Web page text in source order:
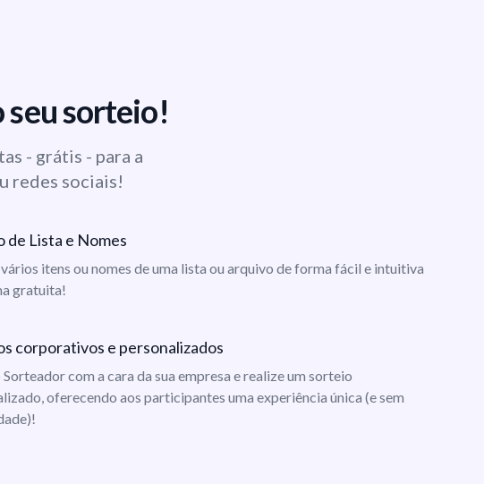
seu sorteio!
- grátis - para a
redes sociais!
de Lista e Nomes
itens ou nomes de uma lista ou arquivo de forma fácil e intuitiva
gratuita!
corporativos e personalizados
Sorteador com a cara da sua empresa e realize um sorteio
oferecendo aos participantes uma experiência única (e sem